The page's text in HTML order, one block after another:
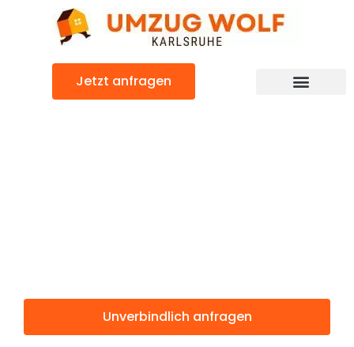
Jetzt anfragen
Unverbindlich anfragen